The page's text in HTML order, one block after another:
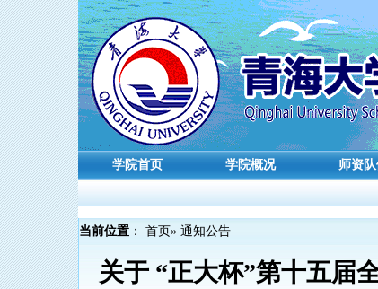
学院首页 学院概况 师资
当前位置 ： 首页» 通知公告
关于 “正大杯”第十五届